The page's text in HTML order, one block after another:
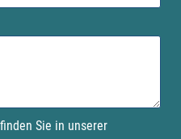
Sie in unserer